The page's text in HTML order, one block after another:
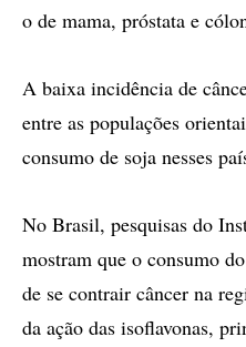
o de mama, próstata e
A baixa incidência de
entre as populações
consumo de soja nesses
No Brasil, pesquisas do
mostram que o consumo
de se contrair câncer na
da ação das isoflavonas,